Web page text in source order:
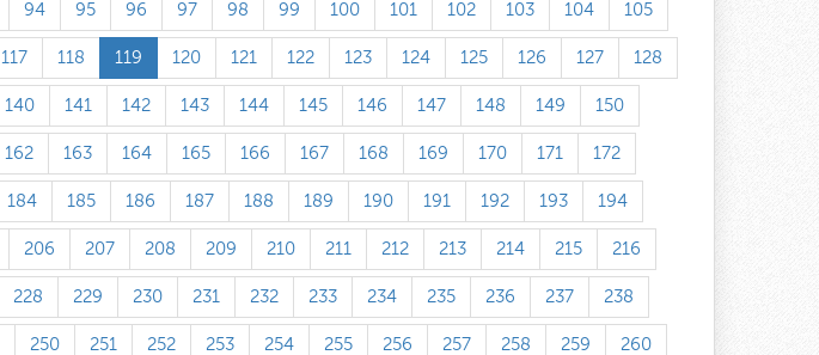
94 95 96 97 98 99 100 101 102 103 104 105
117 118 119 120 121 122 123 124 125 126 127 128
140 141 142 143 144 145 146 147 148 149 150
162 163 164 165 166 167 168 169 170 171 172
184 185 186 187 188 189 190 191 192 193 194
206 207 208 209 210 211 212 213 214 215 216
228 229 230 231 232 233 234 235 236 237 238
250 251 252 253 254 255 256 257 258 259 260